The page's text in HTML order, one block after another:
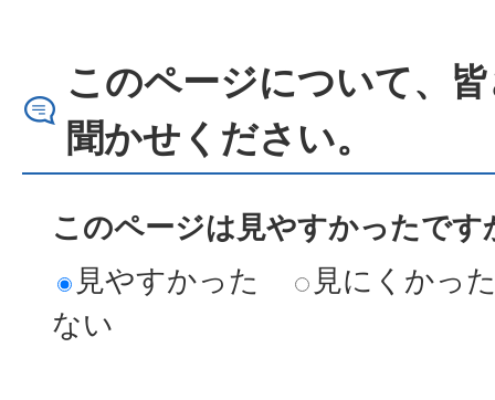
このページについて、
聞かせください。
このページは見やすかったです
見やすかった
見にくかっ
ない